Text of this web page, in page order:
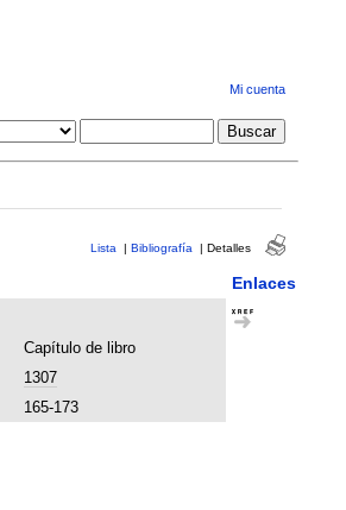
Mi cuenta
Lista | Bibliografía | Detalles
Enlaces
Capítulo de libro
1307
165-173